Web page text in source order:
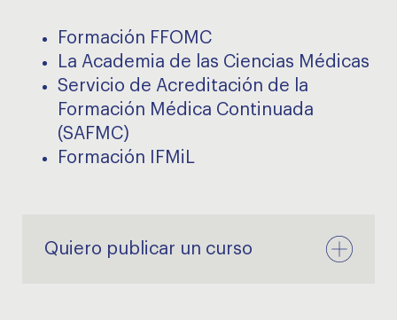
Formación FFOMC
La Academia de las Ciencias Médicas
Servicio de Acreditación de la
Formación Médica Continuada
(SAFMC)
Formación IFMiL
Quiero publicar un curso